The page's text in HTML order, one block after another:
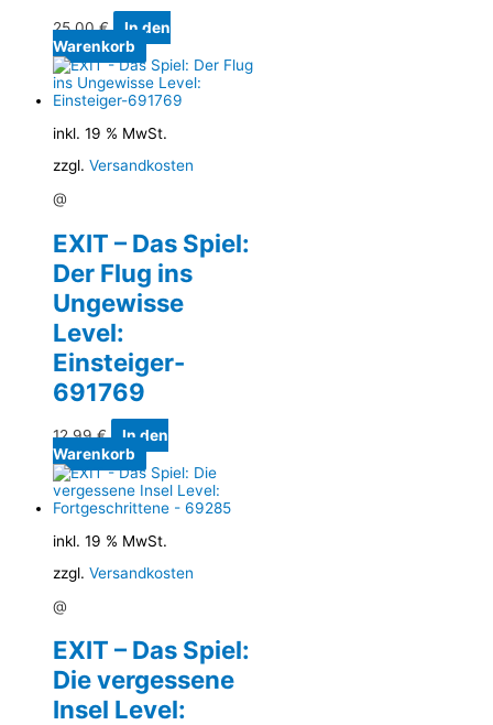
25,00€
In den
Warenkorb
inkl. 19 % MwSt.
zzgl. Versandkosten
@
EXIT – Das Spiel:
Der Flug ins
Ungewisse
Level:
Einsteiger-
691769
12,99€
In den
Warenkorb
inkl. 19 % MwSt.
zzgl. Versandkosten
@
EXIT – Das Spiel:
Die vergessene
Insel Level: